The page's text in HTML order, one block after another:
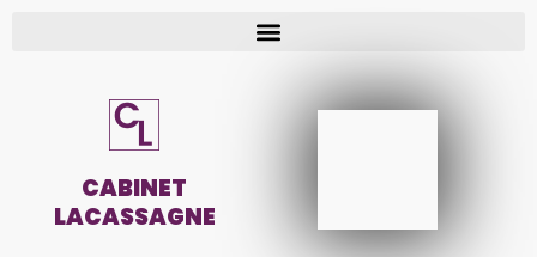
CABINET
LACASSAGNE